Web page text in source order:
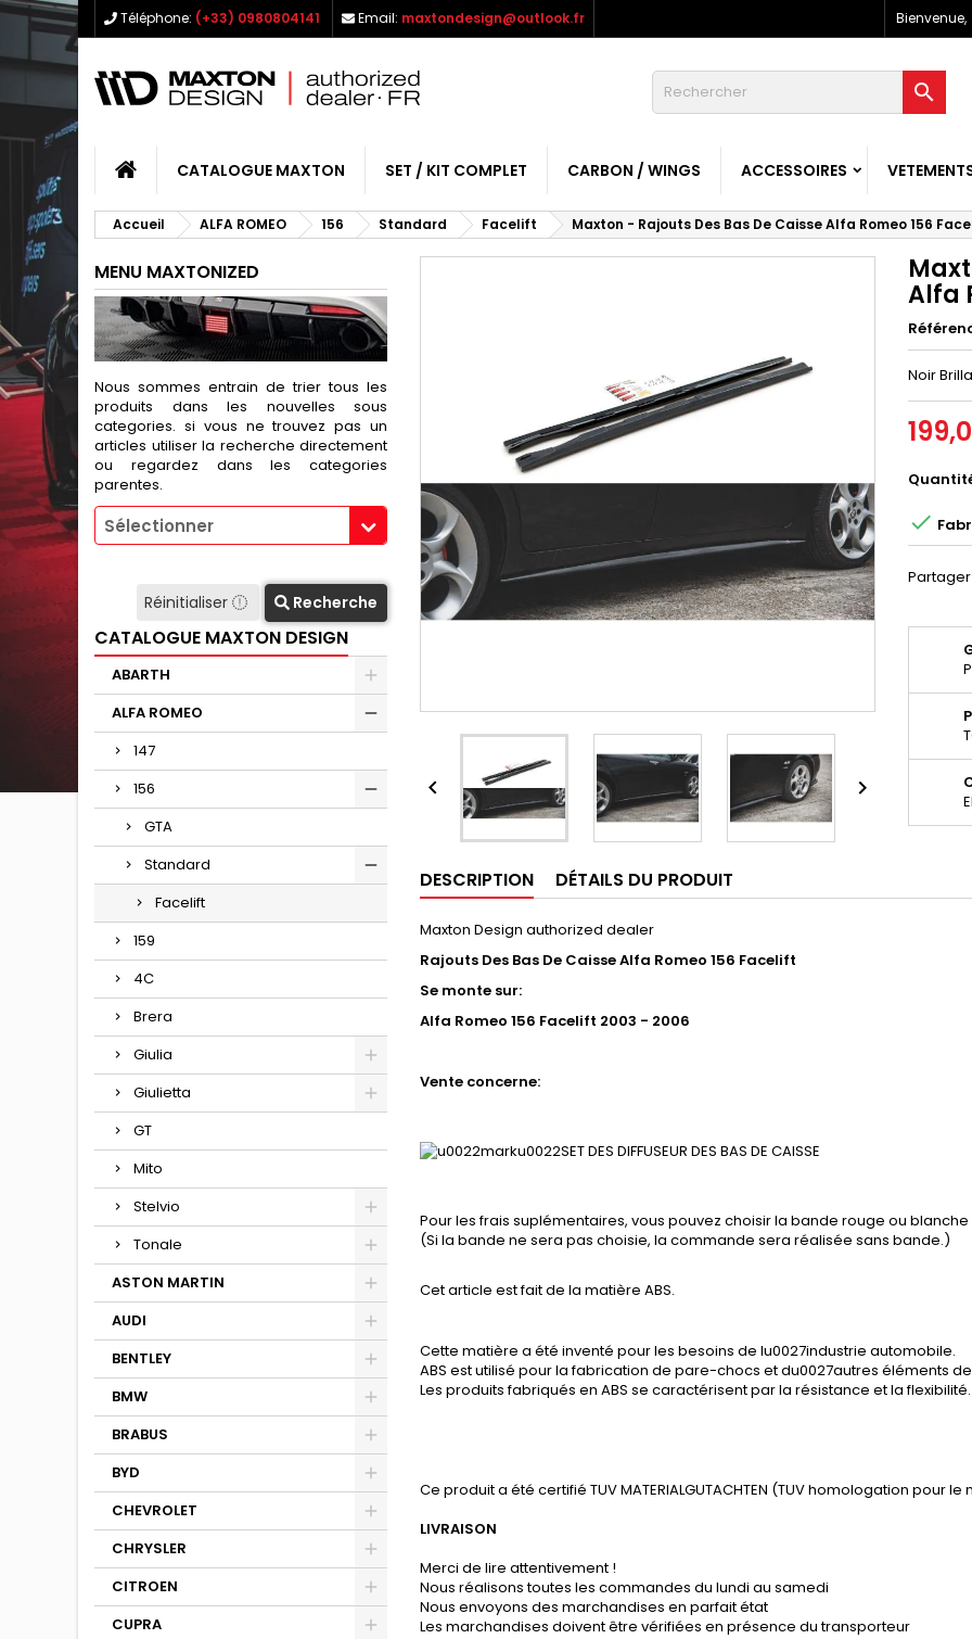
Téléphone: (+33) 0980804141 Email: maxtondesign@outlook.fr Bienvenue,

CATALOGUE MAXTON SET / KIT COMPLET CARBON / WINGS ACCESSOIRES
Accueil ALFA ROMEO 156 Standard Facelift Maxton - Rajouts Des Bas De Caisse Alfa Romeo 156
MENU MAXTONIZED
Nous sommes entrain de trier tous les
produits dans les nouvelles sous
categories. si vous ne trouvez pas un
articles utiliser la recherche directement
ou regardez dans les categories
parentes.
Sélectionner
Réinitialiser Recherche
CATALOGUE MAXTON DESIGN
ABARTH
ALFA ROMEO
147
156
GTA
Standard
Facelift
159
4C
Brera
Giulia
Giulietta
GT
Mito
Stelvio
Tonale
ASTON MARTIN
AUDI
BENTLEY
BMW
BRABUS
BYD
CHEVROLET
CHRYSLER
CITROEN
CUPRA
 
Alfa
Noir

Partager
DESCRIPTION DÉTAILS DU PRODUIT
Maxton Design authorized dealer
Rajouts Des Bas De CaisseAlfa Romeo 156 Facelift
Se monte sur:
Alfa Romeo 156 Facelift 2003 - 2006
Vente concerne:
SET DES DIFFUSEUR DES BAS DE CAISSE
Pour les frais suplémentaires, vous pouvez choisir la bande rouge ou
(Si la bande ne sera pas choisie, la commande sera réalisée sans bande.)
Cet article est fait de la matière ABS.
Cette matière a été inventé pour les besoins de lu0027industrie automobile.
ABS est utilisé pour la fabrication de pare-chocs et du0027autres éléments
Les produits fabriqués en ABS se caractérisent par la résistance et la flexibilité.
Ce produit a été certifié TUV MATERIALGUTACHTEN (TUV homologation pour
LIVRAISON
Merci de lire attentivement !
Nous réalisons toutes les commandes du lundi au samedi
Nous envoyons des marchandises en parfait état
Les marchandises doivent être vérifiées en présence du transporteur